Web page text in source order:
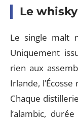
Le
Le single malt
Uniquement
rien aux
Irlande,
Chaque
l’alambic,